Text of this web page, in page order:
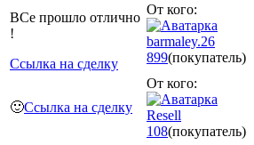
ВСе прошло отлично
!
Ссылка на сделку
От кого:
barmaley.26
899(покупатель)
🙂Ссылка на сделку
От кого:
Resell
108(покупатель)